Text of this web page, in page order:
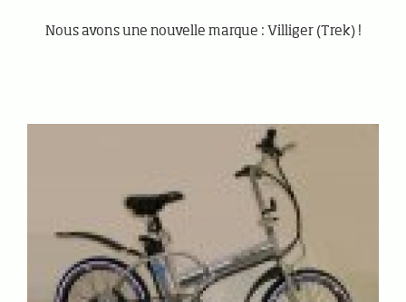
Nous avons une nouvelle marque : Villiger (Trek) !